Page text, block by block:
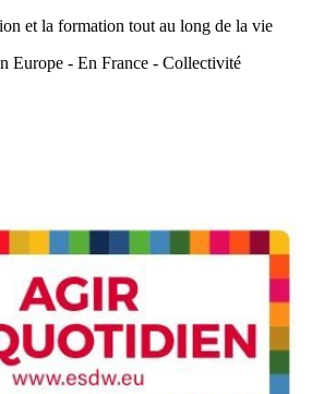
et la formation tout au long de la vie
Europe - En France - Collectivité